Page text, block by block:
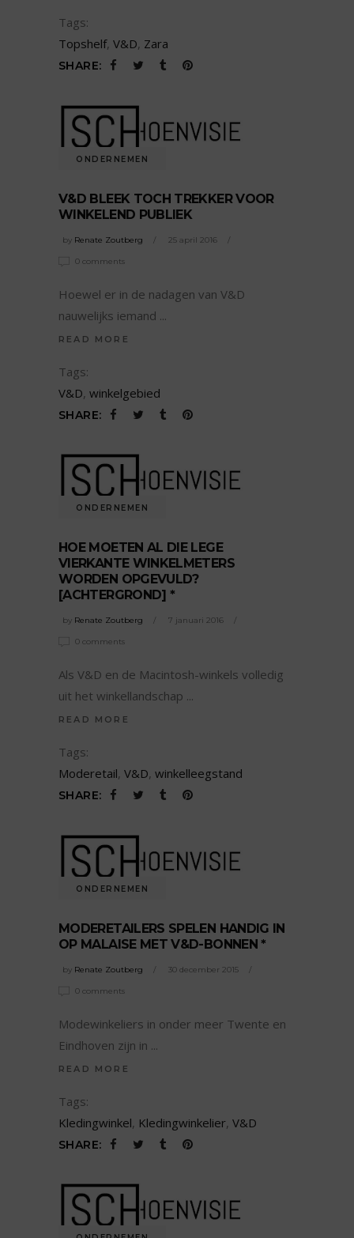
Tags:
Topshelf, V&D, Zara
SHARE:
ONDERNEMEN
V&D BLEEK TOCH TREKKER VOOR
WINKELEND PUBLIEK
by Renate Zoutberg 25 april 2016
0 comments
Hoewel er in de nadagen van V&D
nauwelijks iemand
READ MORE
Tags:
V&D, winkelgebied
SHARE:
ONDERNEMEN
HOE MOETEN AL DIE LEGE
VIERKANTE WINKELMETERS
WORDEN OPGEVULD?
[ACHTERGROND] *
by Renate Zoutberg 7 januari 2016
0 comments
Als V&D en de Macintosh-winkels volledig
uit het winkellandschap
READ MORE
Tags:
Moderetail, V&D, winkelleegstand
SHARE:
ONDERNEMEN
MODERETAILERS SPELEN HANDIG IN
OP MALAISE MET V&D-BONNEN *
by Renate Zoutberg 30 december 2015
0 comments
Modewinkeliers in onder meer Twente en
Eindhoven zijn in
READ MORE
Tags:
Kledingwinkel, Kledingwinkelier, V&D
SHARE: